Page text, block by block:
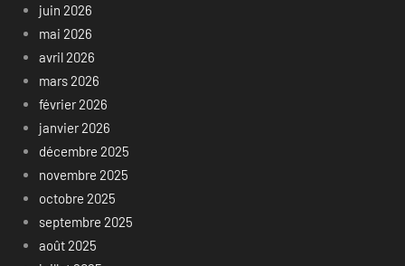
juin 2026
mai 2026
avril 2026
mars 2026
février 2026
janvier 2026
décembre 2025
novembre 2025
octobre 2025
septembre 2025
août 2025